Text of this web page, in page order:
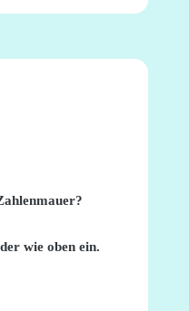
wie oben ein.